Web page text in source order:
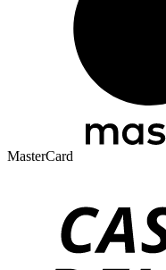
MasterCard